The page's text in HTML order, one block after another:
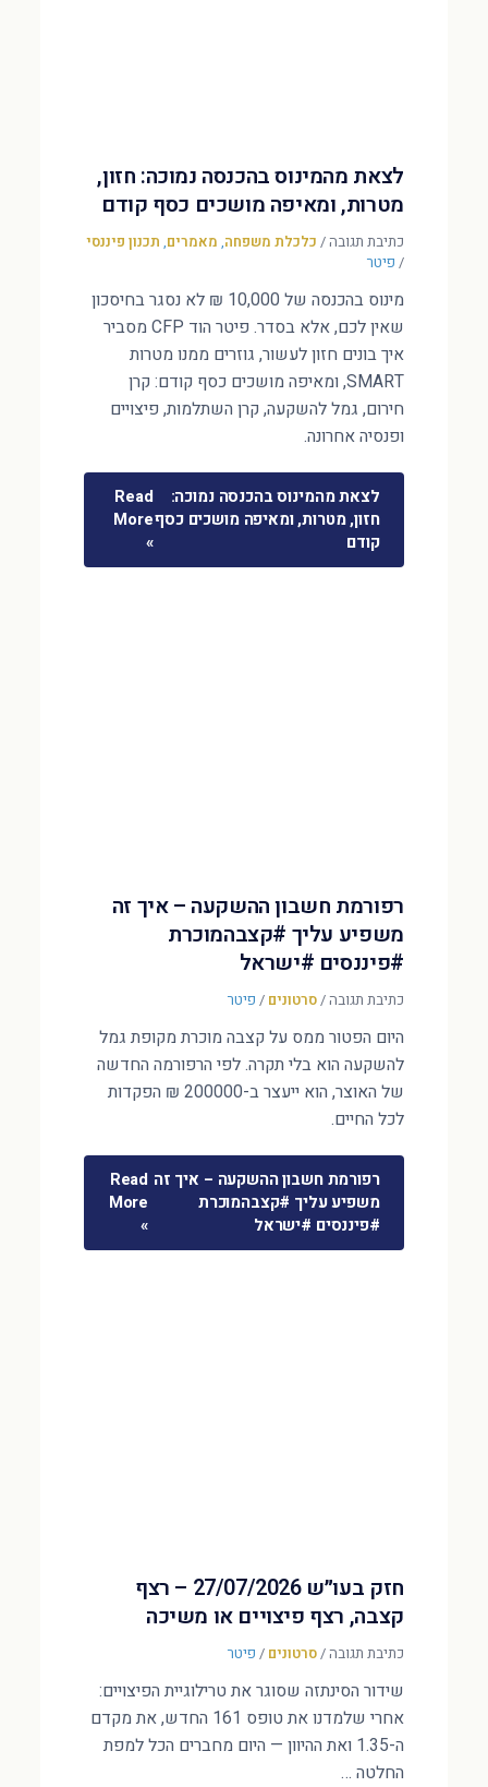
לצאת מהמינוס בהכנסה נמוכה: חזון,
מטרות, ומאיפה מושכים כסף קודם
כתיבת תגובה/ כלכלת משפחה, מאמרים, תכנון פיננסי
/ פיטר
מינוס בהכנסה של 10,000 ₪ לא נסגר בחיסכון
שאין לכם, אלא בסדר. פיטר הוד CFP מסביר
איך בונים חזון לעשור, גוזרים ממנו מטרות
SMART, ומאיפה מושכים כסף קודם: קרן
חירום, גמל להשקעה, קרן השתלמות, פיצויים
ופנסיה אחרונה.
לצאת מהמינוס בהכנסה נמוכה:
חזון, מטרות, ומאיפה מושכים כסף
קודם
Read
More
»
רפורמת חשבון ההשקעה – איך זה
משפיע עליך #קצבהמוכרת
#פיננסים #ישראל
כתיבת תגובה/סרטונים / פיטר
היום הפטור ממס על קצבה מוכרת מקופת גמל
להשקעה הוא בלי תקרה. לפי הרפורמה החדשה
של האוצר, הוא ייעצר ב-200000 ₪ הפקדות
לכל החיים.
רפורמת חשבון ההשקעה – איך זה
משפיע עליך #קצבהמוכרת
#פיננסים #ישראל
Read
More
»
חזק בעו״ש 27/07/2026 – רצף
קצבה, רצף פיצויים או משיכה
כתיבת תגובה/סרטונים / פיטר
שידור הסינתזה שסוגר את טרילוגיית הפיצויים:
אחרי שלמדנו את טופס 161 החדש, את מקדם
ה-1.35 ואת ההיוון — היום מחברים הכל למפת
החלטה …